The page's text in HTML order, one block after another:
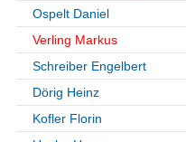
Ospelt Daniel
Verling Markus
Schreiber Engelbert
Dörig Heinz
Kofler Florin